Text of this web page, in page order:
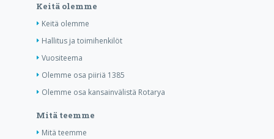
Keitä olemme
Keitä olemme
Hallitus ja toimihenkilöt
Vuositeema
Olemme osa piiriä 1385
Olemme osa kansainvälistä Rotarya
Mitä teemme
Mitä teemme